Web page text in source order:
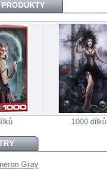
1000 dílků
Gray